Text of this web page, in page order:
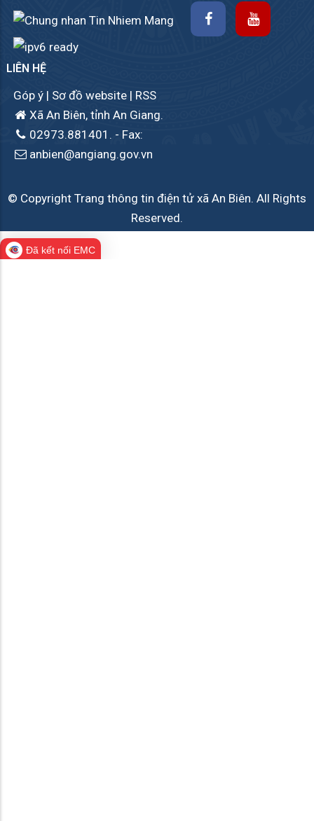
LIÊN HỆ
Góp ý | Sơ đồ website | RSS
Xã An Biên, tỉnh An Giang.
02973.881401. - Fax:
anbien@angiang.gov.vn
© Copyright Trang thông tin điện tử xã An Biên. All Rights
Reserved.
Đã kết nối EMC